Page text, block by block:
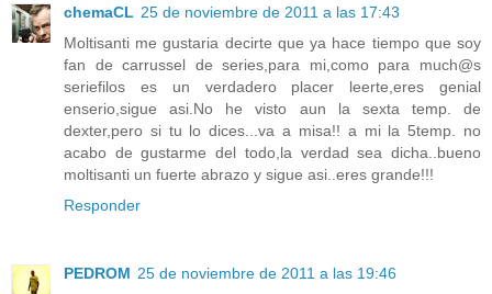
chemaCL 25 de noviembre de 2011 a las 17:43
Moltisanti me gustaria decirte que ya hace tiempo que soy
fan de carrussel de series,para mi,como para much@s
seriefilos es un verdadero placer leerte,eres genial
enserio,sigue asi.No he visto aun la sexta temp. de
dexter,pero si tu lo dices...va a misa!! a mi la 5temp. no
acabo de gustarme del todo,la verdad sea dicha..bueno
moltisanti un fuerte abrazo y sigue asi..eres grande!!!
Responder
PEDROM 25 de noviembre de 2011 a las 19:46